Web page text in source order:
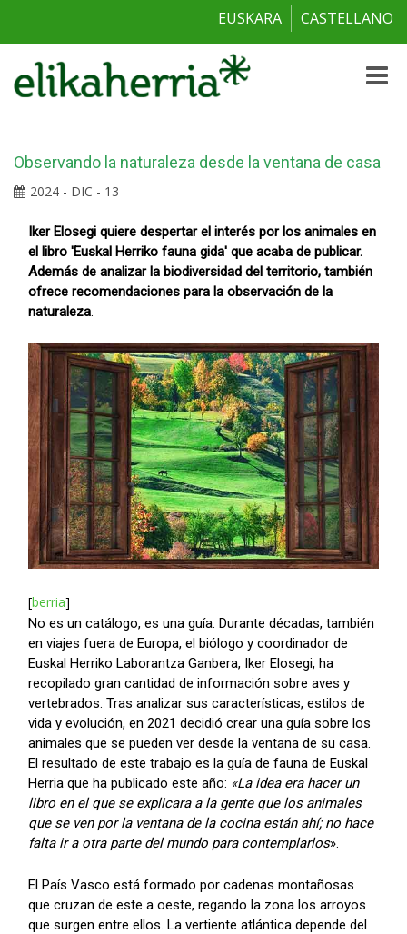
EUSKARA CASTELLANO
Toggle
Observando la naturaleza desde la ventana de casa
2024 - DIC - 13
Iker Elosegi quiere despertar el interés por los animales en
el libro 'Euskal Herriko fauna gida' que acaba de publicar.
Además de analizar la biodiversidad del territorio, también
ofrece recomendaciones para la observación de la
naturaleza.
[berria]
No es un catálogo, es una guía. Durante décadas, también
en viajes fuera de Europa, el biólogo y coordinador de
Euskal Herriko Laborantza Ganbera, Iker Elosegi, ha
recopilado gran cantidad de información sobre aves y
vertebrados. Tras analizar sus características, estilos de
vida y evolución, en 2021 decidió crear una guía sobre los
animales que se pueden ver desde la ventana de su casa.
El resultado de este trabajo es la guía de fauna de Euskal
Herria que ha publicado este año: «La idea era hacer un
libro en el que se explicara a la gente que los animales
que se ven por la ventana de la cocina están ahí; no hace
falta ir a otra parte del mundo para contemplarlos».
El País Vasco está formado por cadenas montañosas
que cruzan de este a oeste, regando la zona los arroyos
que surgen entre ellos. La vertiente atlántica depende del